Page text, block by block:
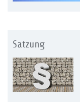
Satzung